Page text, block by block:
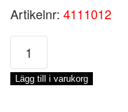
Artikelnr: 4111012
GALVAT
BLOCK
50
2-
Lägg till i varukorg